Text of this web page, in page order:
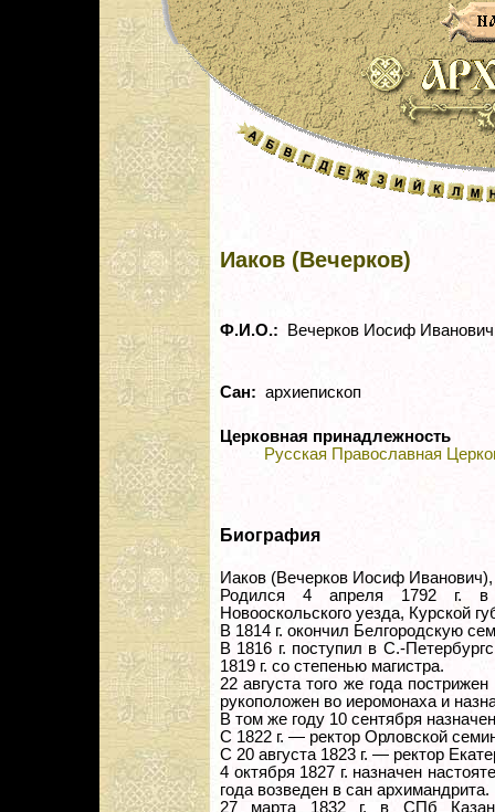
Иаков (Вечерков)
Ф.И.О.: Вечерков Иосиф Иванович
Сан: архиепископ
Церковная принадлежность
Русская Православная
Биография
Иаков (Вечерков Иосиф
Родился 4 апреля 1792 г. в
Новооскольского уезда, Курской
В 1814 г. окончил Белгородскую
В 1816 г. поступил в С.-
1819 г. со степенью магистра.
22 августа того же года
рукоположен во иеромонаха и
В том же году 10 сентября
С 1822 г. — ректор Орловской
С 20 августа 1823 г. — ректор
4 октября 1827 г. назначен
года возведен в сан архимандрита.
27 марта 1832 г. в СПб